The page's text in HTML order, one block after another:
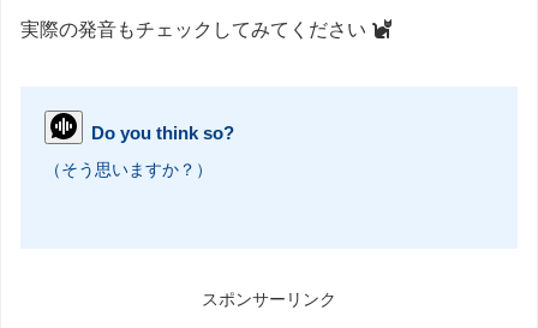
実際の発音もチェックしてみてください
Do you think so?
（そう思いますか？）
スポンサーリンク